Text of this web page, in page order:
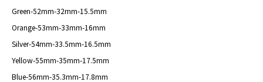
Green-52mm-32mm-15.5mm
Orange-53mm-33mm-16mm
Silver-54mm-33.5mm-16.5mm
Yellow-55mm-35mm-17.5mm
Blue-56mm-35.3mm-17.8mm